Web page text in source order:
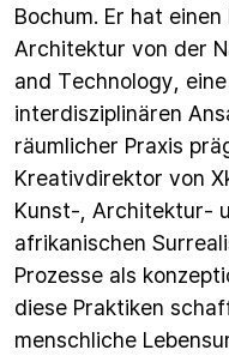
Bochum. Er hat
Architektur von der
and Technology,
interdisziplinären
räumlicher Praxis
Kreativdirektor von
Kunst-, Architektur-
afrikanischen
Prozesse als
diese Praktiken
menschliche